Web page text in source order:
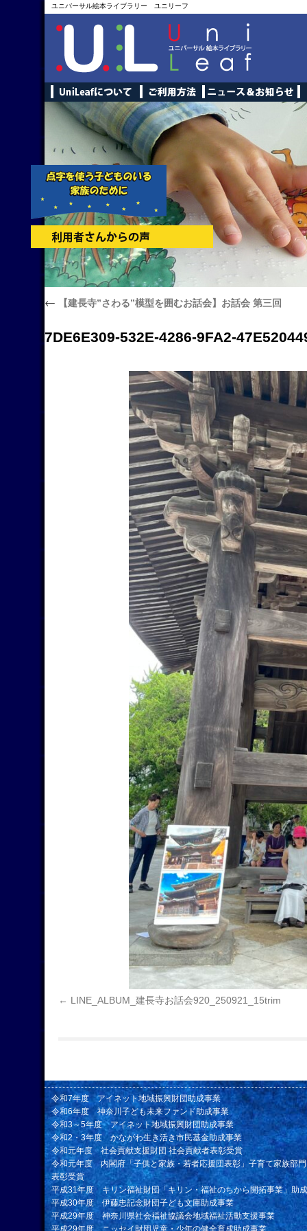
ユニバーサル絵本ライブラリー ユニリーフ
← 【建長寺”さわる”模型を囲むお話会】お話会 第三回
7DE6E309-532E-4286-9FA2-
LINE_ALBUM_建長寺お話会920_250921_15trim
令和7年度 アイネット地域振興財団助成事業
令和6年度 神奈川子ども未来ファンド助成事業
令和3～5年度 アイネット地域振興財団助成事業
令和2・3年度 かながわ生き活き市民基金助成事業
令和元年度 社会貢献支援財団 社会貢献者表彰受賞
令和元年度 内閣府「子供と家族・若者応援団表彰」子育て家族部
表彰受賞
平成31年度 キリン福祉財団「キリン・福祉のちから開拓事業」助
平成30年度 伊藤忠記念財団子ども文庫助成事業
平成29年度 神奈川県社会福祉協議会地域福祉活動支援事業
平成29年度 ニッセイ財団児童・少年の健全育成助成事業